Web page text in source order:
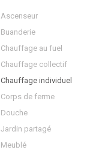
Ascenseur
Buanderie
Chauffage au fuel
Chauffage collectif
Chauffage individuel
Corps de ferme
Douche
Jardin partagé
Meublé